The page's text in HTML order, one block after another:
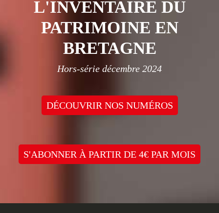
L'INVENTAIRE DU
PATRIMOINE EN
BRETAGNE
Hors-série décembre 2024
DÉCOUVRIR NOS NUMÉROS
S'ABONNER À PARTIR DE 4€ PAR MOIS